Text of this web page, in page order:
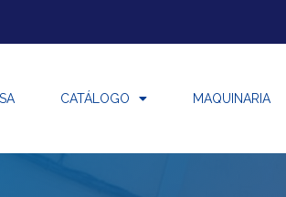
CATÁLOGO MAQUINARIA